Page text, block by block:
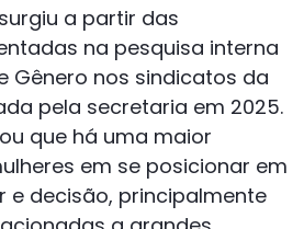
a partir das
na pesquisa interna
Gênero nos sindicatos da
pela secretaria em 2025.
que há uma maior
em se posicionar em
e decisão, principalmente